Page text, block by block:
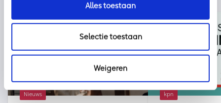
Alles toestaan
Selectie toestaan
Weigeren
Nieuws kpn